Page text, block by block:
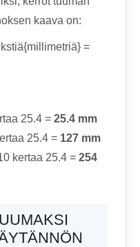
kaava on:
=
25.4 =25.4 mm
25.4 = 127 mm
kertaa 25.4 =254